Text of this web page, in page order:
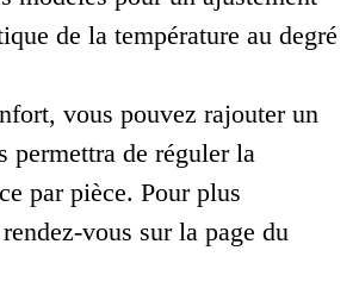
de la température au degré
vous pouvez rajouter un
permettra de réguler la
par pièce. Pour plus
vous sur la page du